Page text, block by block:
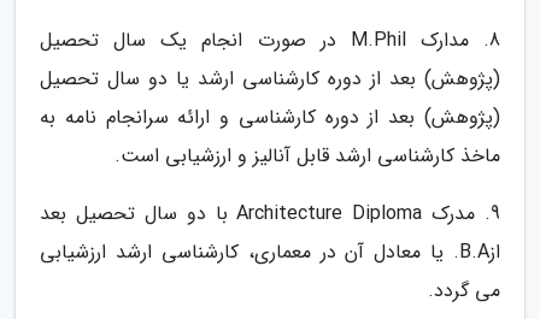
8. مدارک M.Phil در صورت انجام یک سال تحصیل
(پژوهش) بعد از دوره کارشناسی ارشد یا دو سال تحصیل
(پژوهش) بعد از دوره کارشناسی و ارائه سرانجام نامه به
ماخذ کارشناسی ارشد قابل آنالیز و ارزشیابی است.
9. مدرک Architecture Diploma با دو سال تحصیل بعد
ازB.A. یا معادل آن در معماری، کارشناسی ارشد ارزشیابی
می گردد.